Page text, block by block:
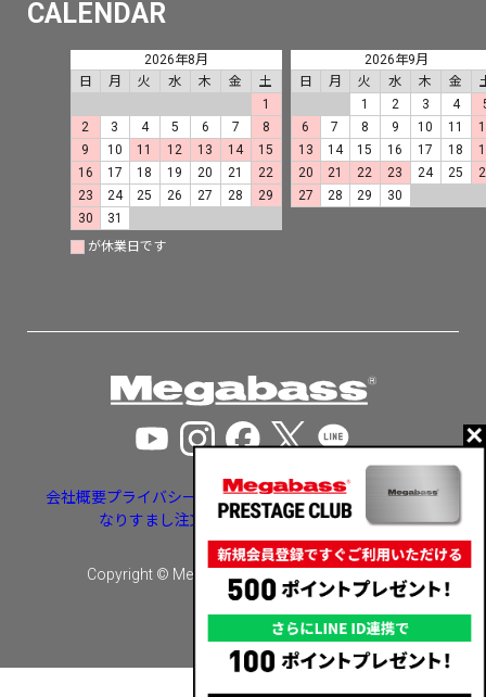
CALENDAR
2026年8月
日
月 火 水 木 金
土
1
2
3 4 5 6 7
8
9
10 11 12 13 14
15
16
17 18 19 20 21
22
23
24 25 26 27 28
29
30
31
2026年9月
日
月 火 水 木 金
1
2 3 4
6
7 8 9 10 11
13
14 15 16 17 18
20
21 22 23 24 25
27
28 29 30
が休業日です
会社概要プライバシーポリシー特定商取引法に基づく表示
なりすまし注文・いたずら注文等への対応
Copyright © Megabass inc. All rights reserved.